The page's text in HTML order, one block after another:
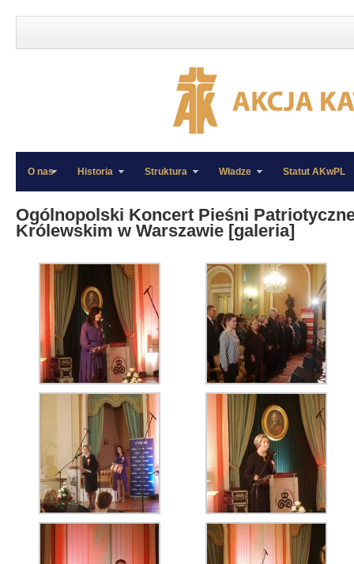
»
»
O nas Historia Struktura Władze Statut AKwPL
Ogólnopolski Koncert Pieśni
Królewskim w Warszawie [galeria]